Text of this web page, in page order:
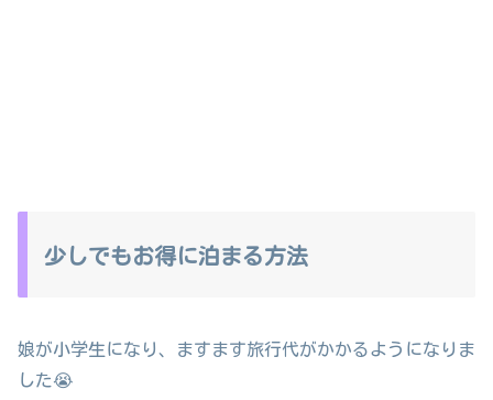
少しでもお得に泊まる方法
娘が小学生になり、ますます旅行代がかかるようになりま
した😭